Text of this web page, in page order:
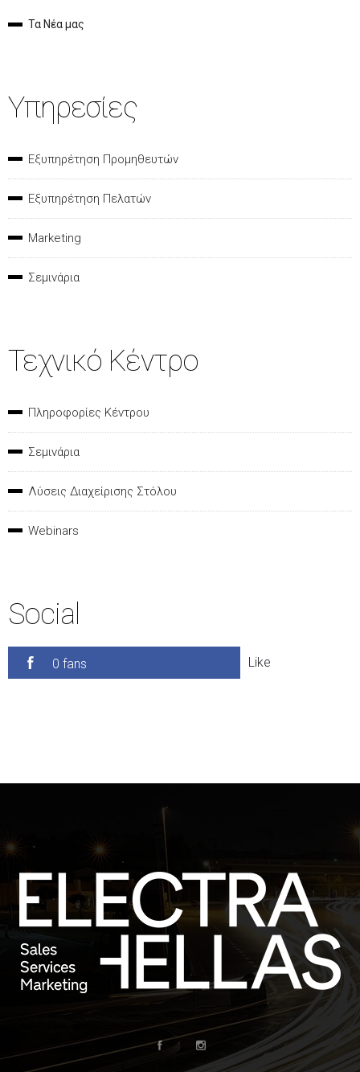
Τα Νέα μας
Υπηρεσίες
Εξυπηρέτηση Προμηθευτών
Εξυπηρέτηση Πελατών
Marketing
Σεμινάρια
Τεχνικό Κέντρο
Πληροφορίες Κέντρου
Σεμινάρια
Λύσεις Διαχείρισης Στόλου
Webinars
Social
0 fans Like